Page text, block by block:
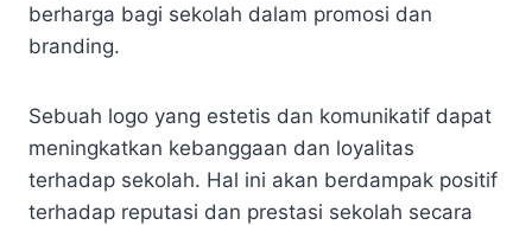
berharga bagi sekolah dalam promosi dan
branding.
Sebuah logo yang estetis dan komunikatif dapat
meningkatkan kebanggaan dan loyalitas
terhadap sekolah. Hal ini akan berdampak positif
terhadap reputasi dan prestasi sekolah secara